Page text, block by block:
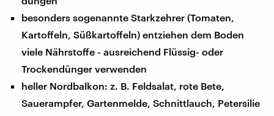
besonders sogenannte Starkzehrer (Tomaten,
Kartoffeln, Süßkartoffeln) entziehen dem Boden
viele Nährstoffe - ausreichend Flüssig- oder
Trockendünger verwenden
heller Nordbalkon: z. B. Feldsalat, rote Bete,
Sauerampfer, Gartenmelde, Schnittlauch, Petersilie